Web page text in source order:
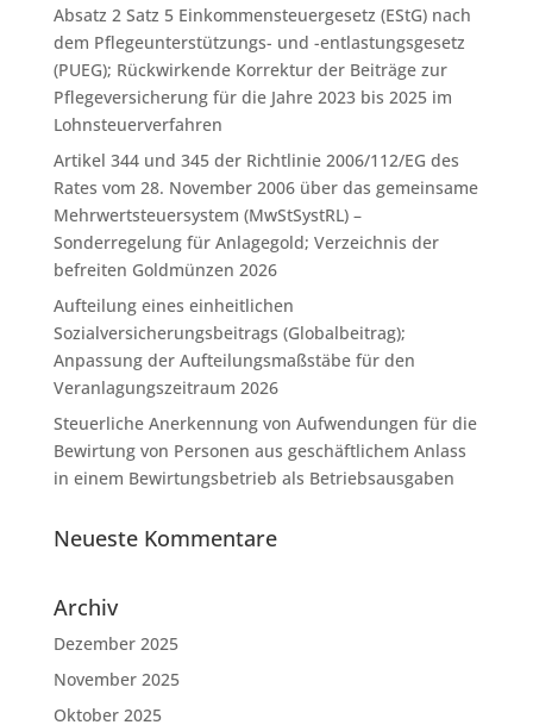
Absatz 2 Satz 5 Einkommensteuergesetz (EStG) nach
dem Pflegeunterstützungs- und -entlastungsgesetz
(PUEG); Rückwirkende Korrektur der Beiträge zur
Pflegeversicherung für die Jahre 2023 bis 2025 im
Lohnsteuerverfahren
Artikel 344 und 345 der Richtlinie 2006/112/EG des
Rates vom 28. November 2006 über das gemeinsame
Mehrwertsteuersystem (MwStSystRL) –
Sonderregelung für Anlagegold; Verzeichnis der
befreiten Goldmünzen 2026
Aufteilung eines einheitlichen
Sozialversicherungsbeitrags (Globalbeitrag);
Anpassung der Aufteilungsmaßstäbe für den
Veranlagungszeitraum 2026
Steuerliche Anerkennung von Aufwendungen für die
Bewirtung von Personen aus geschäftlichem Anlass
in einem Bewirtungsbetrieb als Betriebsausgaben
Neueste Kommentare
Archiv
Dezember 2025
November 2025
Oktober 2025